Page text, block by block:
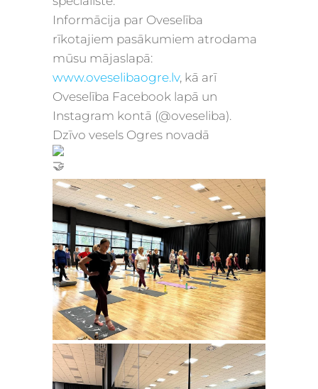
Informācija par Oveselība
rīkotajiem pasākumiem atrodama
mūsu mājaslapā:
www.oveselibaogre.lv, kā arī
Oveselība Facebook lapā un
Instagram kontā (@oveseliba).
Dzīvo vesels Ogres novadā